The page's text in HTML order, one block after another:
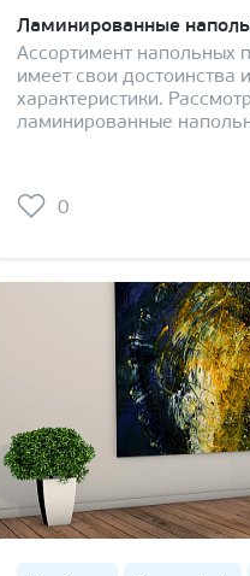
Ламинированные
Ассортимент напольных
имеет свои достоинства
характеристики.
ламинированные
0